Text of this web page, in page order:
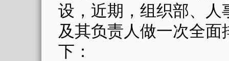
设，近期，组织部、人
及其负责人做一次全
下：